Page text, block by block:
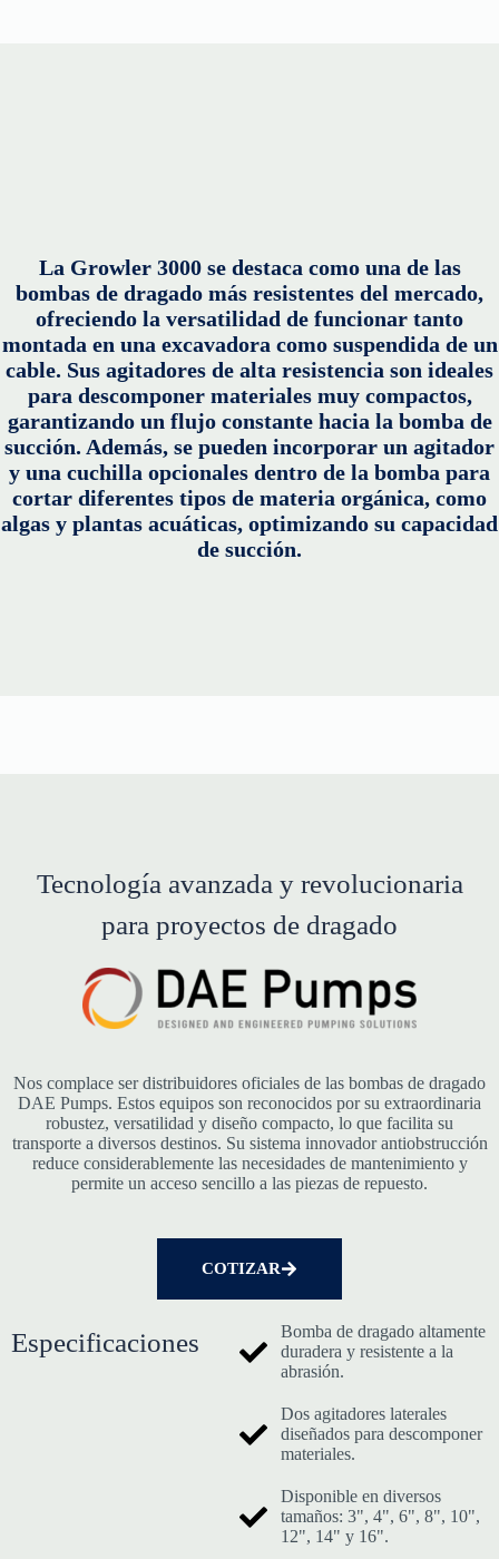
La Growler 3000 se destaca como una de las
bombas de dragado más resistentes del mercado,
ofreciendo la versatilidad de funcionar tanto
montada en una excavadora como suspendida de un
cable. Sus agitadores de alta resistencia son ideales
para descomponer materiales muy compactos,
garantizando un flujo constante hacia la bomba de
succión. Además, se pueden incorporar un agitador
y una cuchilla opcionales dentro de la bomba para
cortar diferentes tipos de materia orgánica, como
algas y plantas acuáticas, optimizando su capacidad
de succión.
Tecnología avanzada y revolucionaria
para proyectos de dragado
Nos complace ser distribuidores oficiales de las bombas de dragado
DAE Pumps. Estos equipos son reconocidos por su extraordinaria
robustez, versatilidad y diseño compacto, lo que facilita su
transporte a diversos destinos. Su sistema innovador antiobstrucción
reduce considerablemente las necesidades de mantenimiento y
permite un acceso sencillo a las piezas de repuesto.
COTIZAR
Especificaciones
Bomba de dragado altamente
duradera y resistente a la
abrasión.
Dos agitadores laterales
diseñados para descomponer
materiales.
Disponible en diversos
tamaños: 3", 4", 6", 8", 10",
12", 14" y 16".